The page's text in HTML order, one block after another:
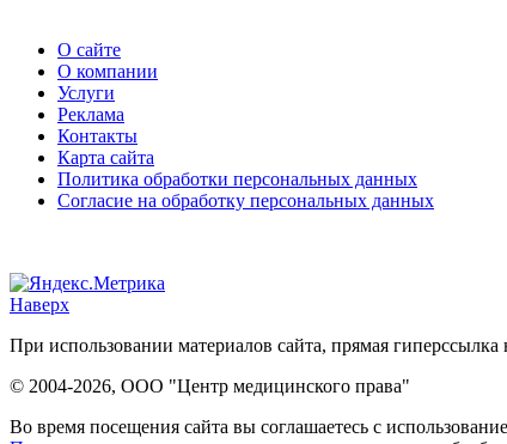
О сайте
О компании
Услуги
Реклама
Контакты
Карта сайта
Политика обработки персональных данных
Согласие на обработку персональных данных
Наверх
При использовании материалов сайта, прямая гиперссылка
© 2004-2026, ООО "Центр медицинского права"
Во время посещения сайта вы соглашаетесь с